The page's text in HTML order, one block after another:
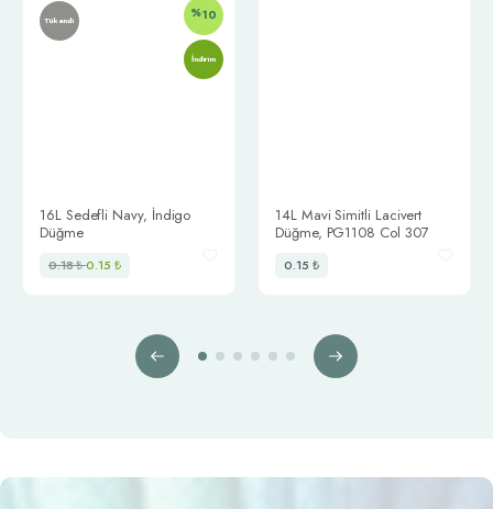
İndirim
Tükendi
16L Sedefli Navy, İndigo
Düğme
0.18₺0.15 ₺
%10
14L Mavi Simitli Lacivert
Düğme, PG1108 Col 307
0.15 ₺
0212 302 00 04
Bilgilendirme